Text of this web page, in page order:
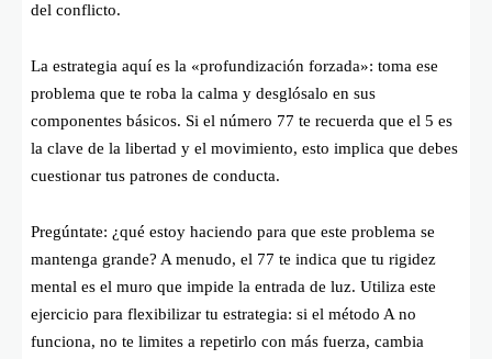
del conflicto.
La estrategia aquí es la «profundización forzada»: toma ese
problema que te roba la calma y desglósalo en sus
componentes básicos. Si el número 77 te recuerda que el 5 es
la clave de la libertad y el movimiento, esto implica que debes
cuestionar tus patrones de conducta.
Pregúntate: ¿qué estoy haciendo para que este problema se
mantenga grande? A menudo, el 77 te indica que tu rigidez
mental es el muro que impide la entrada de luz. Utiliza este
ejercicio para flexibilizar tu estrategia: si el método A no
funciona, no te limites a repetirlo con más fuerza, cambia